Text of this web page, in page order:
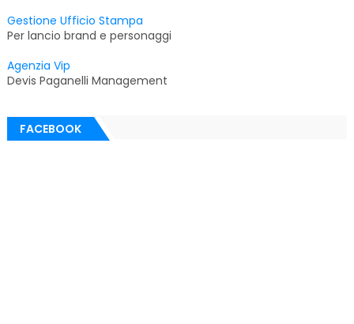
Gestione Ufficio Stampa
Per lancio brand e personaggi
Agenzia Vip
Devis Paganelli Management
FACEBOOK